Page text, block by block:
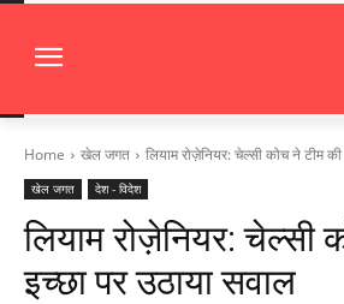
Home खेल जगत लियाम रोज़ेनियर: चेल्सी कोच ने टीम
खेल जगत देश - विदेश
लियाम रोज़ेनियर: चेल्सी
इच्छा पर उठाया सवाल